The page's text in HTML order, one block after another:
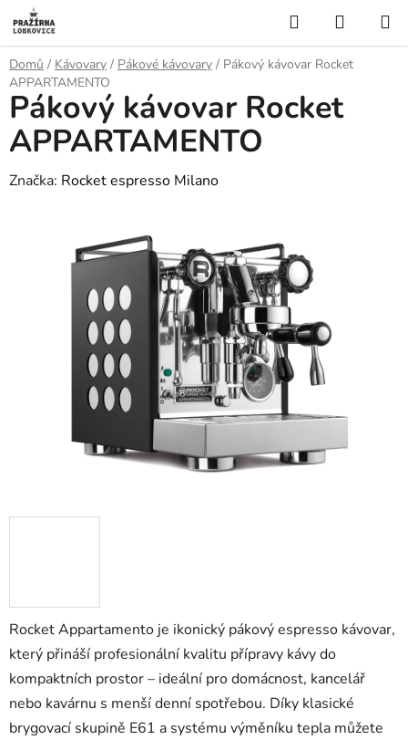
Přejít
na
obsah
Hledat
KOŠÍK
Domů / Kávovary / Pákové kávovary / Pákový kávovar Rocket
APPARTAMENTO
Rocket Appartamento je ikonický pákový espresso kávovar,
který přináší profesionální kvalitu přípravy kávy do
kompaktních prostor – ideální pro domácnost, kancelář
nebo kavárnu s menší denní spotřebou. Díky klasické
brygovací skupině E61 a systému výměníku tepla můžete
Pákový kávovar Rocket
APPARTAMENTO
Značka: Rocket espresso Milano